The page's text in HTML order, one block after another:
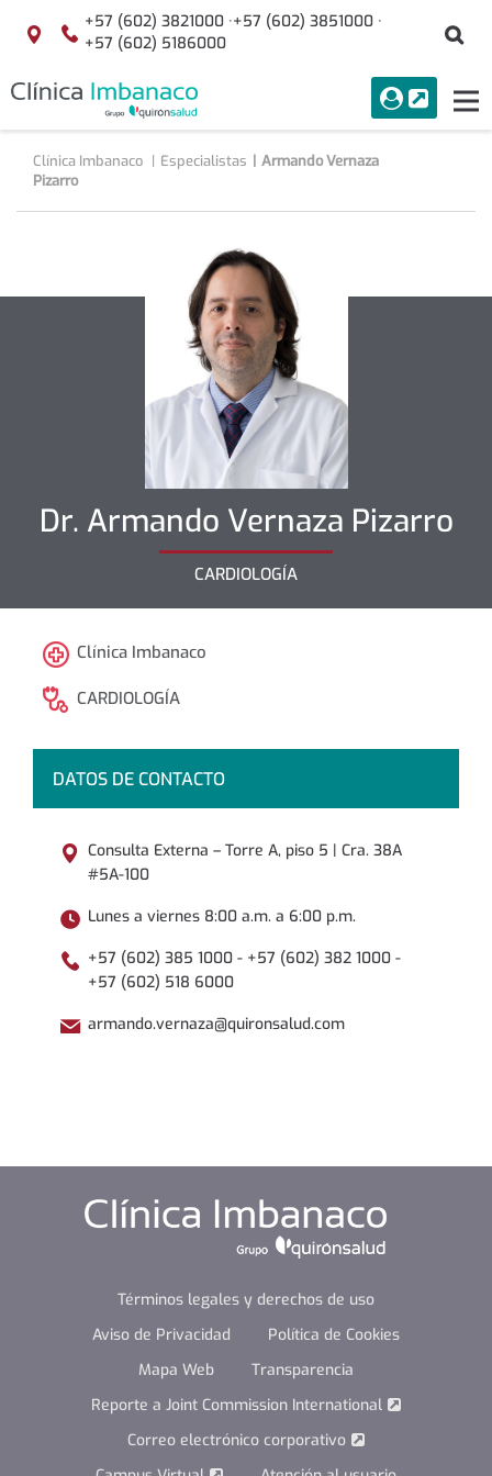
Saltar al contenido
Localización
+57 (602) 3821000 ·+57 (602) 3851000 ·
+57 (602) 5186000
menuAcceso
Buscar
Clínica Imbanaco Especialistas
Armando Vernaza
Pizarro
Dr. Armando Vernaza Pizarro
CARDIOLOGÍA
Clínica Imbanaco
CARDIOLOGÍA
DATOS DE CONTACTO
Consulta Externa – Torre A, piso 5 | Cra. 38A
#5A-100
Lunes a viernes 8:00 a.m. a 6:00 p.m.
+57 (602) 385 1000 - +57 (602) 382 1000 -
+57 (602) 518 6000
armando.vernaza@quironsalud.com
Términos legales y derechos de uso
Aviso de Privacidad
Política de Cookies
Mapa Web
Transparencia
Reporte a Joint Commission International
Correo electrónico corporativo